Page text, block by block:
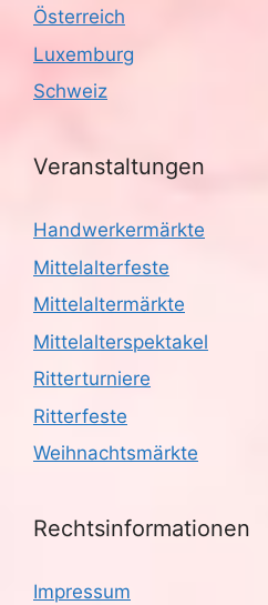
Österreich
Luxemburg
Schweiz
Veranstaltungen
Handwerkermärkte
Mittelalterfeste
Mittelaltermärkte
Mittelalterspektakel
Ritterturniere
Ritterfeste
Weihnachtsmärkte
Rechtsinformationen
Impressum